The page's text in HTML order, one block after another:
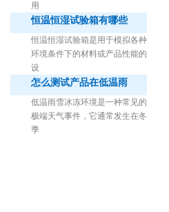
用
恒温恒湿试验箱有哪些
恒温恒湿试验箱是用于模拟各种
环境条件下的材料或产品性能的
设
怎么测试产品在低温雨
低温雨雪冰冻环境是一种常见的
极端天气事件，它通常发生在冬
季